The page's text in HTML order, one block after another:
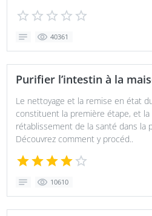
40361
Purifier l’intestin à la
Le nettoyage et la remise en état
constituent la première étape, et
rétablissement de la santé dans la
Découvrez comment y procéd..
10610